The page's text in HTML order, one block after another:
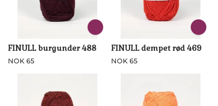
FINULL burgunder 488
NOK 65
FINULL dempet rød 469
NOK 65